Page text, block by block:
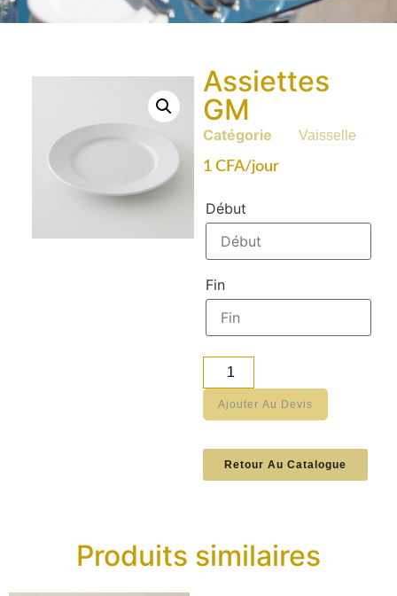
Assiettes
GM
Catégorie Vaisselle
1CFA/jour
Début
Fin
Ajouter Au Devis
Retour Au Catalogue
Produits similaires